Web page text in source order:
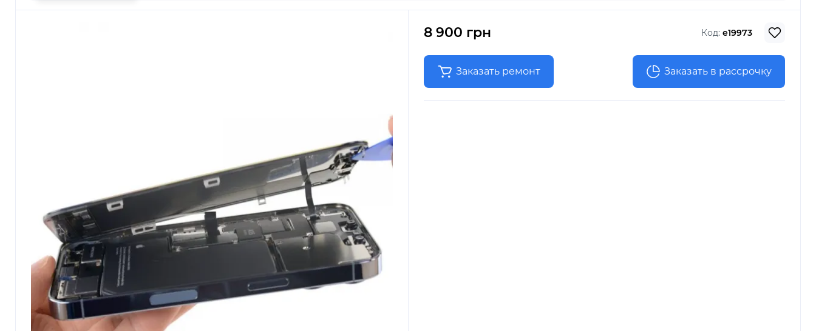
8 900 грн Код: e19973
Заказать ремонт Заказать в рассрочку